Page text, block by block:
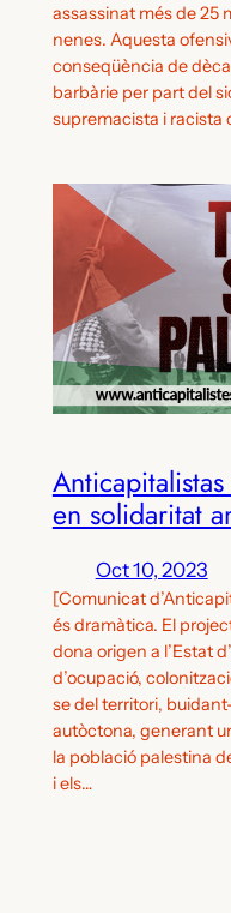
assassinat més de 25
nenes. Aquesta
conseqüència de
barbàrie per part del
supremacista i racista
en solidaritat
Oct 10, 2023
[Comunicat
és dramàtica. El
dona origen a l’Estat
d’ocupació,
se del territori,
autòctona, generant
la població palestina
i els…